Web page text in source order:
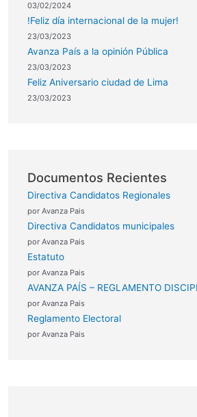
03/02/2024
!Feliz día internacional de la mujer!
23/03/2023
Avanza País a la opinión Pública
23/03/2023
Feliz Aniversario ciudad de Lima
23/03/2023
Documentos Recientes
Directiva Candidatos Regionales
por Avanza Pais
Directiva Candidatos municipales
por Avanza Pais
Estatuto
por Avanza Pais
AVANZA PAÍS – REGLAMENTO
por Avanza Pais
Reglamento Electoral
por Avanza Pais